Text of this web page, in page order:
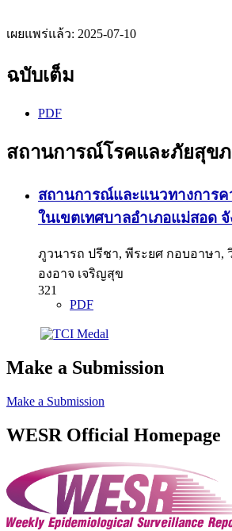
เผยแพร่แล้ว: 2025-07-10
ฉบับเต็ม
PDF
สถานการณ์โรคและภัยสุข
สถานการณ์และแนวทางการค
ในเขตเทศบาลอำเภอแม่สอด
ภูวนารถ ปรีชา, พีระยศ กอบอาษา,
องอาจ เจริญสุข
321
PDF
Make a Submission
Make a Submission
WESR Official Homepage